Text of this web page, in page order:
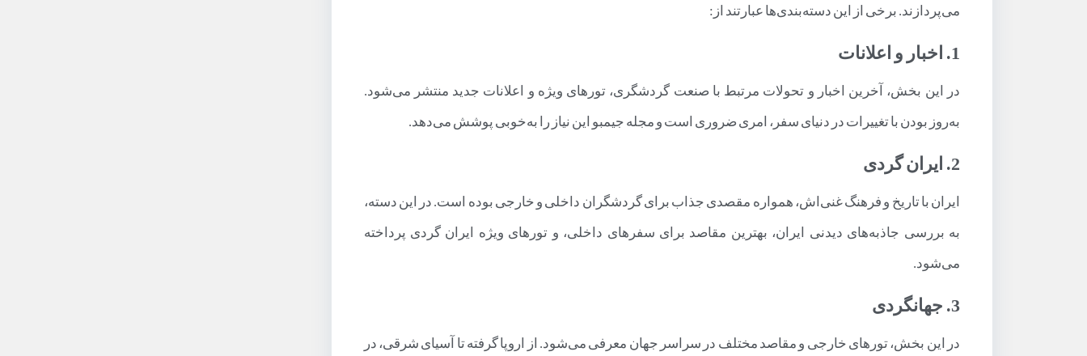
می‌پردازند. برخی از این دسته‌بندی‌ها عبارتند از:
1. اخبار و اعلانات
در این بخش، آخرین اخبار و تحولات مرتبط با صنعت گردشگری، تورهای ویژه و اعلانات جدید منتشر می‌شود.
به‌روز بودن با تغییرات در دنیای سفر، امری ضروری است و مجله جیمبو این نیاز را به‌خوبی پوشش می‌دهد.
2. ایران گردی
ایران با تاریخ و فرهنگ غنی‌اش، همواره مقصدی جذاب برای گردشگران داخلی و خارجی بوده است. در این دسته،
به بررسی جاذبه‌های دیدنی ایران، بهترین مقاصد برای سفرهای داخلی، و تورهای ویژه ایران گردی پرداخته
می‌شود.
3. جهانگردی
در این بخش، تورهای خارجی و مقاصد مختلف در سراسر جهان معرفی می‌شود. از اروپا گرفته تا آسیای شرقی، در